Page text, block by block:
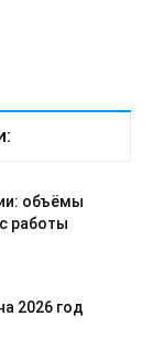
объёмы
работы
2026 год